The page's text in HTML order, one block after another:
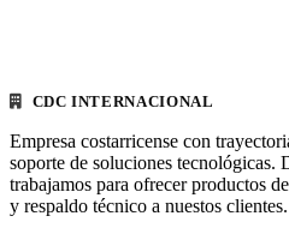
CDC INTERNACIONAL
Empresa costarricense con
soporte de soluciones tecnológicas.
trabajamos para ofrecer productos
y respaldo técnico a nuestos clientes.